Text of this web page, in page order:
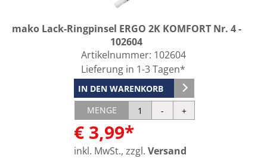
mako Lack-Ringpinsel ERGO 2K KOMFORT Nr. 4 -
102604
Artikelnummer: 102604
Lieferung in 1-3 Tagen*
IN DEN WARENKORB
MENGE
€ 3,99*
inkl. MwSt., zzgl. Versand